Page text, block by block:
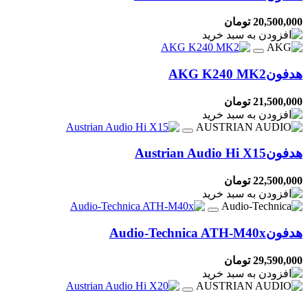
20,500,000 تومان
هدفونAKG K240 MK2
21,500,000 تومان
هدفونAustrian Audio Hi X15
22,500,000 تومان
هدفونAudio-Technica ATH-M40x
29,590,000 تومان